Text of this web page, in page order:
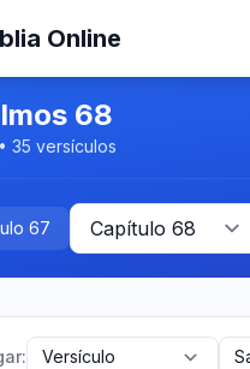
Online
68
35 versículos
67